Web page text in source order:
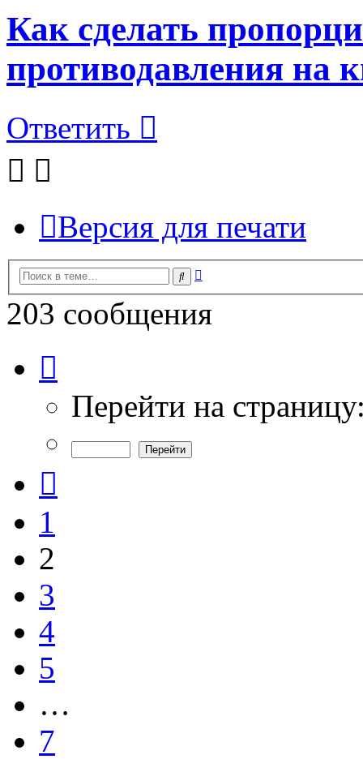
Как сделать
противодавления на
Ответить
Версия для печати
Поиск
203 сообщения
из
Перейти на
1
2
3
4
5
…
7